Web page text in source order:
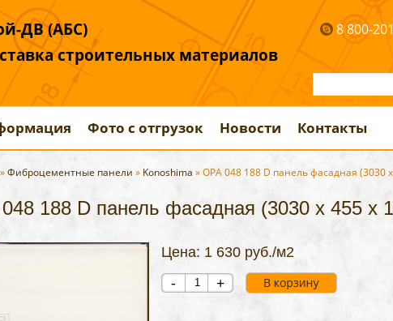
ДВ (АБС)
строительных материалов
8 800-
Фото с отгрузок Новости Контакты
»Фиброцементные панели » Konoshima » OPA 048 188 D панель фасадная (3030
048 188 D панель фасадная (3030 х 455 х
Цена: 1 630 руб./м2
- +